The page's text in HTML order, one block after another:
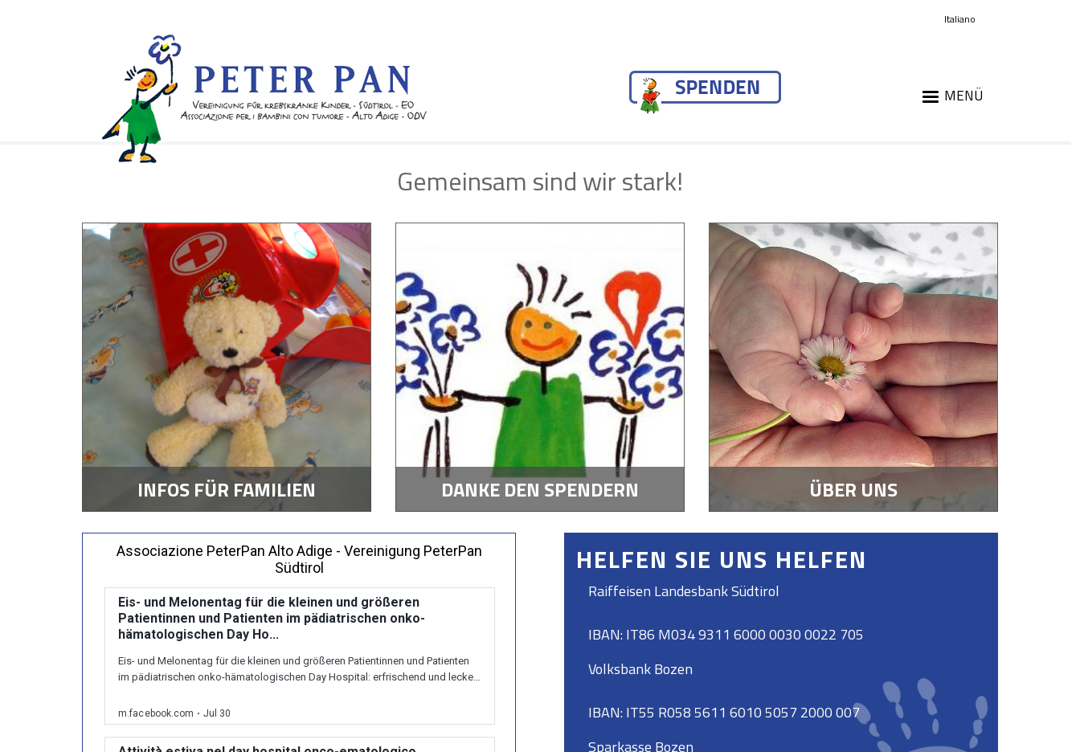
Italiano
MENÜ
Gemeinsam sind wir stark!
INFOS FÜR FAMILIEN DANKE DEN SPENDERN ÜBER UNS
HELFEN SIE UNS HELFEN
Raiffeisen Landesbank Südtirol
IBAN: IT86 M034 9311 6000 0030 0022 705
Volksbank Bozen
IBAN: IT55 R058 5611 6010 5057 2000 007
Sparkasse Bozen